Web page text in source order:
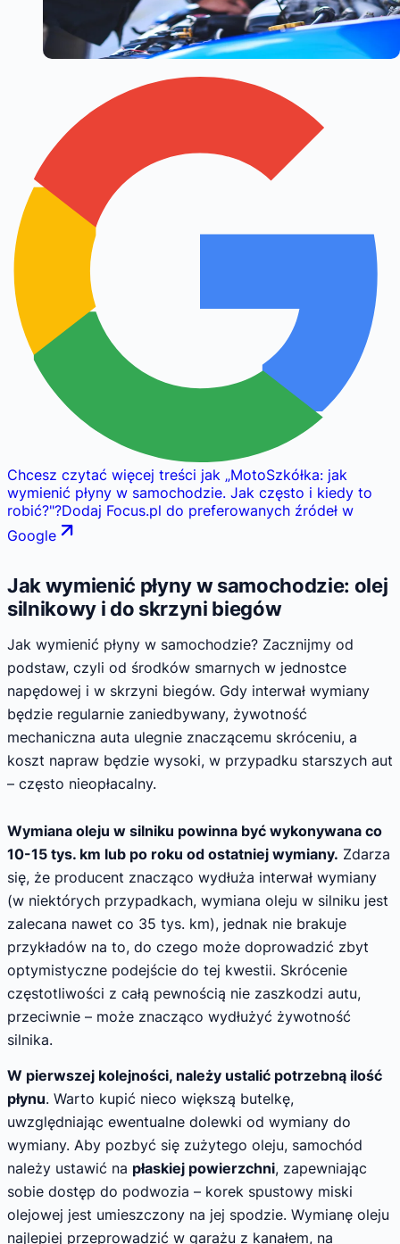
Chcesz czytać więcej treści jak „MotoSzkółka: jak
wymienić płyny w samochodzie. Jak często i kiedy to
robić?"?Dodaj Focus.pl do preferowanych źródeł w
Google
Jak wymienić płyny w samochodzie: olej
silnikowy i do skrzyni biegów
Jak wymienić płyny w samochodzie? Zacznijmy od
podstaw, czyli od środków smarnych w jednostce
napędowej i w skrzyni biegów. Gdy interwał wymiany
będzie regularnie zaniedbywany, żywotność
mechaniczna auta ulegnie znaczącemu skróceniu, a
koszt napraw będzie wysoki, w przypadku starszych aut
– często nieopłacalny.
Wymiana oleju w silniku powinna być wykonywana co
10-15 tys. km lub po roku od ostatniej wymiany. Zdarza
się, że producent znacząco wydłuża interwał wymiany
(w niektórych przypadkach, wymiana oleju w silniku jest
zalecana nawet co 35 tys. km), jednak nie brakuje
przykładów na to, do czego może doprowadzić zbyt
optymistyczne podejście do tej kwestii. Skrócenie
częstotliwości z całą pewnością nie zaszkodzi autu,
przeciwnie – może znacząco wydłużyć żywotność
silnika.
W pierwszej kolejności, należy ustalić potrzebną ilość
płynu. Warto kupić nieco większą butelkę,
uwzględniając ewentualne dolewki od wymiany do
wymiany. Aby pozbyć się zużytego oleju, samochód
należy ustawić na płaskiej powierzchni, zapewniając
sobie dostęp do podwozia – korek spustowy miski
olejowej jest umieszczony na jej spodzie. Wymianę oleju
najlepiej przeprowadzić w garażu z kanałem, na